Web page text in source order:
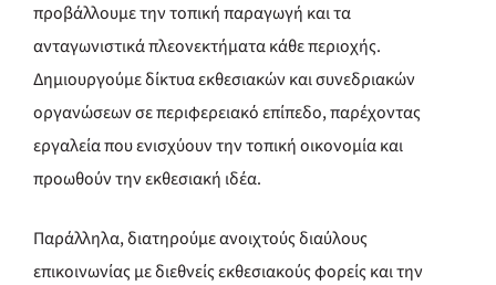
προβάλλουμε την τοπική παραγωγή και τα
ανταγωνιστικά πλεονεκτήματα κάθε περιοχής.
Δημιουργούμε δίκτυα εκθεσιακών και συνεδριακών
οργανώσεων σε περιφερειακό επίπεδο, παρέχοντας
εργαλεία που ενισχύουν την τοπική οικονομία και
προωθούν την εκθεσιακή ιδέα.
Παράλληλα, διατηρούμε ανοιχτούς διαύλους
επικοινωνίας με διεθνείς εκθεσιακούς φορείς και την